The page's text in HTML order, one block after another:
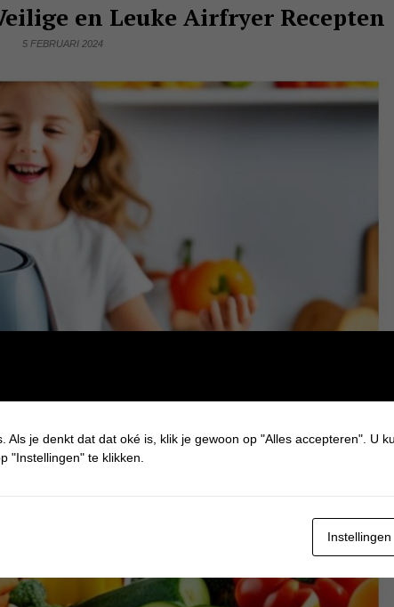
en Leuke Airfryer Recepten
5 FEBRUARI 2024
Als je denkt dat dat oké is, klik je gewoon op "Alles accepteren". U
"Instellingen" te klikken.
Instellingen